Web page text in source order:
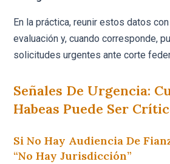
En la práctica, reunir estos datos
evaluación y, cuando corresponde,
solicitudes urgentes ante corte
Señales De Urgencia:
Habeas Puede Ser
Si No Hay Audiencia De
“no Hay Jurisdicción”